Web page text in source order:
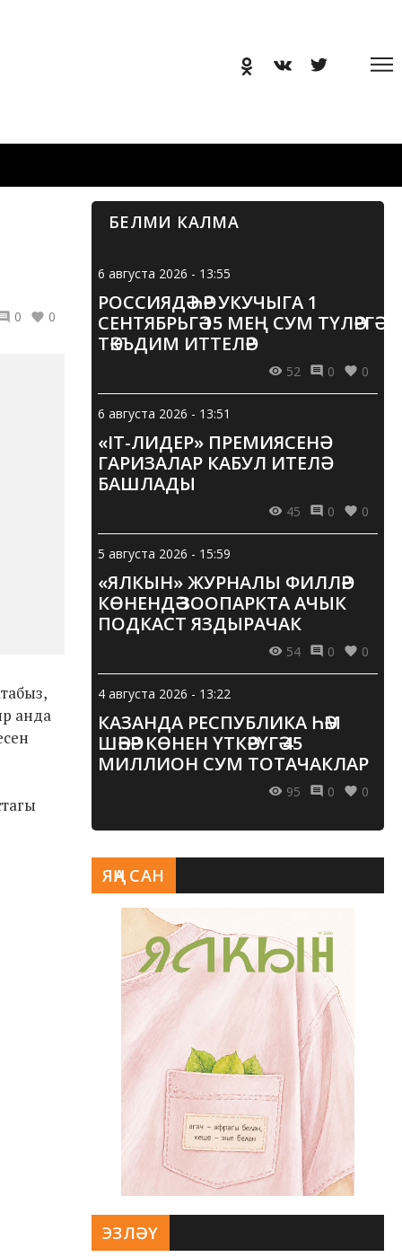
0 0
анда
БЕЛМИ КАЛМА
6 августа 2026 - 13:55
РОССИЯДӘ ҺӘР УКУЧЫГА 1
СЕНТЯБРЬГӘ 15 МЕҢ СУМ ТҮЛӘРГӘ
ТӘКЪДИМ ИТТЕЛӘР
52 0 0
6 августа 2026 - 13:51
«IT-ЛИДЕР» ПРЕМИЯСЕНӘ
ГАРИЗАЛАР КАБУЛ ИТЕЛӘ
БАШЛАДЫ
45 0 0
5 августа 2026 - 15:59
«ЯЛКЫН» ЖУРНАЛЫ ФИЛЛӘР
КӨНЕНДӘ ЗООПАРКТА АЧЫК
ПОДКАСТ ЯЗДЫРАЧАК
54 0 0
4 августа 2026 - 13:22
КАЗАНДА РЕСПУБЛИКА ҺӘМ
ШӘҺӘР КӨНЕН ҮТКӘРҮГӘ 45
МИЛЛИОН СУМ ТОТАЧАКЛАР
95 0 0
ЯҢА САН
ЭЗЛӘҮ